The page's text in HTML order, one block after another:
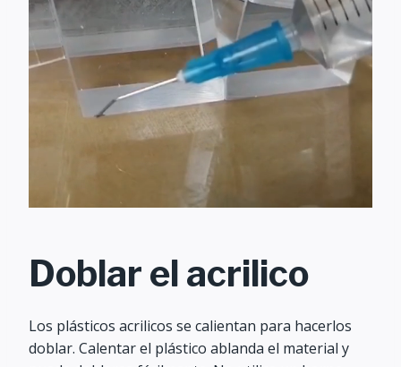
Doblar el acrilico
Los plásticos acrilicos se calientan para hacerlos
doblar. Calentar el plástico ablanda el material y